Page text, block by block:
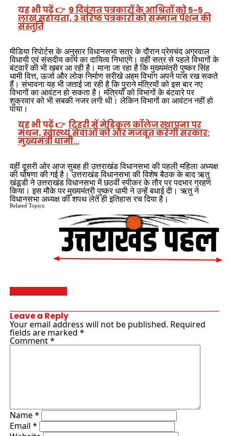
यह भी पढ़ें 👉 9 दिवंगत पत्रकारों के आश्रितों को 5-5
लाख सहायता, 3 वरिष्ठ पत्रकारों को सम्मान पेंशन की
संस्तुति
मीडिया रिपोर्टस के अनुसार विधानसभा सत्र के दौरान प्रेमचंद अग्रवाल
विधायी एवं संसदीय कार्य का दायित्व निभाएंगे। वहीं सत्र से पहले विभागों के
बंटवारें की भी खबर आ रही है। माना जा रहा है कि मुख्यमंत्री पुष्कर सिंह
धामी वित्त, ऊर्जा और लोक निर्माण सरीखे अहम विभाग अपने पास रख सकते
हैं। संभावना यह भी जताई जा रही है कि पुराने मंत्रियों को इस बार नए
विभागों का आवंटन हो सकता है। मंत्रियों को विभागों के बंटवारे पर
शुक्रवार को भी सबकी नजर लगी थी। लेकिन विभागों का आवंटन नहीं हो
पाया।
यह भी पढ़ें 👉 टिहरी में मेडिकल कॉलेज स्थापना पर
मंथन, स्वास्थ्य सेवाओं को और मजबूत करेगी सरकार:
मुख्यमंत्री धामी…
वहीं दूसरी ओर आज सुबह ही उत्तराखंड विधानसभा की पहली महिला ​अध्यक्ष
की घोषणा की गई है। उत्तराखंड विधानसभा की विशेष बैठक के बाद ऋतु
खंडूडी ने उत्तराखंड विधानसभा में छठवीं स्पीकर के तौर पर पदभार ग्रहण
किया। इस मौके पर मुख्यमंत्री पुष्कर धामी ने उन्हें बधाई दी। ऋतु ने
विधानसभा अध्यक्ष की शपथ लेते ही इतिहास रच दिया है।
Related Topics:
Leave a Reply
Your email address will not be published. Required
fields are marked *
Comment*
Name*
Email *